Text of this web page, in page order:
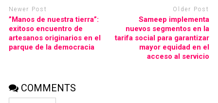
Newer Post
”Manos de nuestra tierra”:
exitoso encuentro de
artesanos originarios en el
parque de la democracia
Older Post
Sameep implementa
nuevos segmentos en la
tarifa social para garantizar
mayor equidad en el
acceso al servicio
COMMENTS